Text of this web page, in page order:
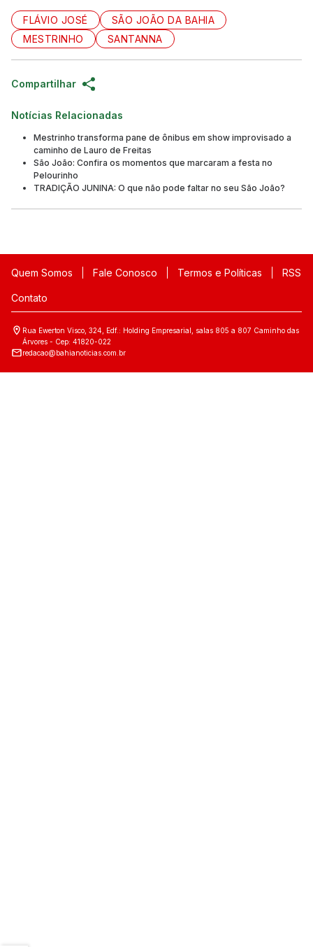
FLÁVIO JOSÉ
SÃO JOÃO DA BAHIA
MESTRINHO
SANTANNA
Compartilhar
Notícias Relacionadas
Mestrinho transforma pane de ônibus em show improvisado a
caminho de Lauro de Freitas
São João: Confira os momentos que marcaram a festa no
Pelourinho
TRADIÇÃO JUNINA: O que não pode faltar no seu São João?
Quem Somos Fale Conosco Termos e Políticas RSS
Contato
Rua Ewerton Visco, 324, Edf.: Holding Empresarial, salas 805 a 807 Caminho das
Árvores - Cep: 41820-022
redacao@bahianoticias.com.br